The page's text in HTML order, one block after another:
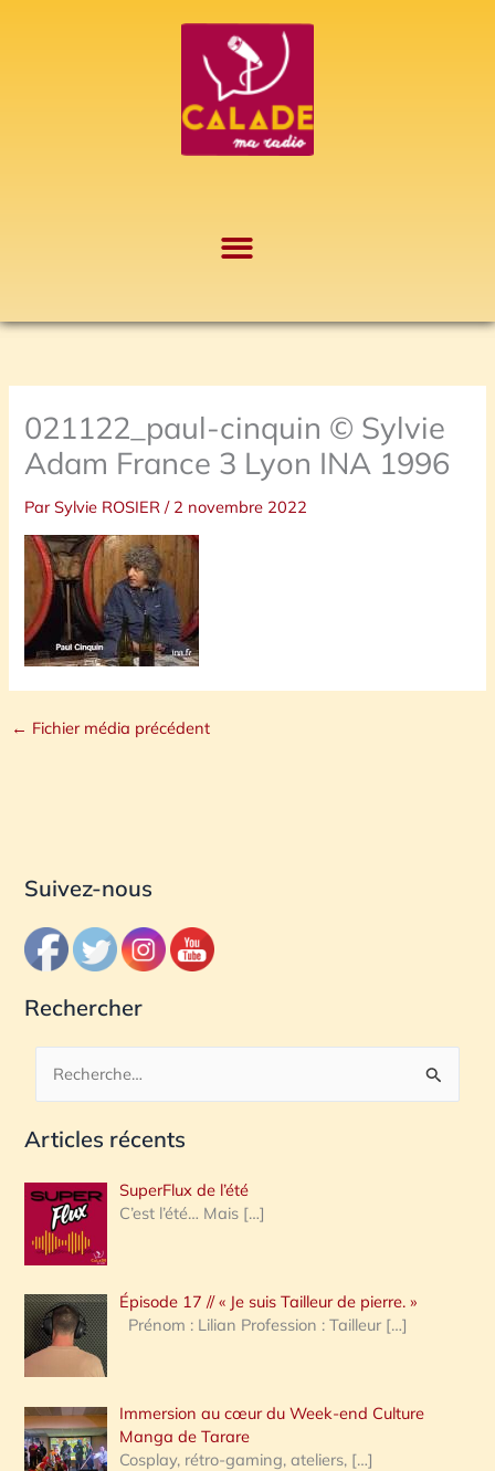
021122_paul-cinquin © Sylvie
Adam France 3 Lyon INA 1996
ParSylvie ROSIER/ 2 novembre 2022
← Fichier média précédent
Suivez-nous
Rechercher
c
e
r
c
h
e
:
Articles récents
SuperFlux de l’été
C’est l’été… Mais […]
Épisode 17 // « Je suis Tailleur de pierre. »
Prénom : Lilian Profession : Tailleur […]
Immersion au cœur du Week-end Culture
Manga de Tarare
Cosplay, rétro-gaming, ateliers, […]